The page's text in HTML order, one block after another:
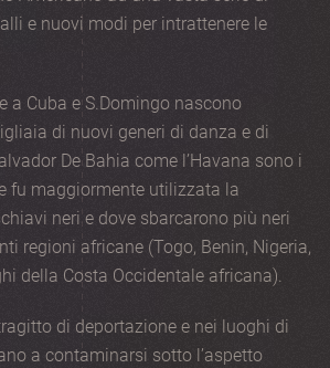
e nuovi modi per intrattenere le
a Cuba e S.Domingo nascono
di nuovi generi di danza e di
De Bahia come l’Havana sono i
fu maggiormente utilizzata la
neri e dove sbarcarono più neri
regioni africane (Togo, Benin, Nigeria,
della Costa Occidentale africana).
di deportazione e nei luoghi di
a contaminarsi sotto l’aspetto